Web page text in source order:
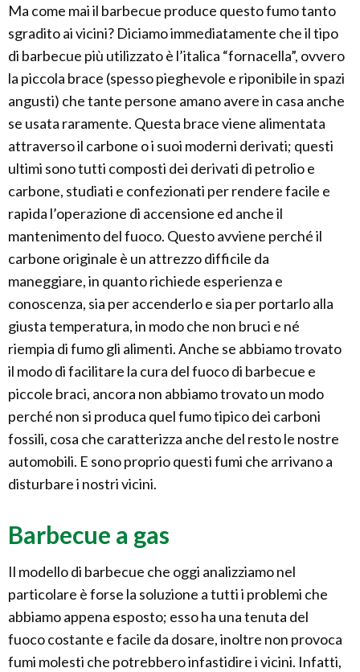
Ma come mai il barbecue produce questo fumo tanto
sgradito ai vicini? Diciamo immediatamente che il tipo
di barbecue più utilizzato è l’italica “fornacella”, ovvero
la piccola brace (spesso pieghevole e riponibile in spazi
angusti) che tante persone amano avere in casa anche
se usata raramente. Questa brace viene alimentata
attraverso il carbone o i suoi moderni derivati; questi
ultimi sono tutti composti dei derivati di petrolio e
carbone, studiati e confezionati per rendere facile e
rapida l’operazione di accensione ed anche il
mantenimento del fuoco. Questo avviene perché il
carbone originale è un attrezzo difficile da
maneggiare, in quanto richiede esperienza e
conoscenza, sia per accenderlo e sia per portarlo alla
giusta temperatura, in modo che non bruci e né
riempia di fumo gli alimenti. Anche se abbiamo trovato
il modo di facilitare la cura del fuoco di barbecue e
piccole braci, ancora non abbiamo trovato un modo
perché non si produca quel fumo tipico dei carboni
fossili, cosa che caratterizza anche del resto le nostre
automobili. E sono proprio questi fumi che arrivano a
disturbare i nostri vicini.
Barbecue a gas
Il modello di barbecue che oggi analizziamo nel
particolare è forse la soluzione a tutti i problemi che
abbiamo appena esposto; esso ha una tenuta del
fuoco costante e facile da dosare, inoltre non provoca
fumi molesti che potrebbero infastidire i vicini. Infatti,